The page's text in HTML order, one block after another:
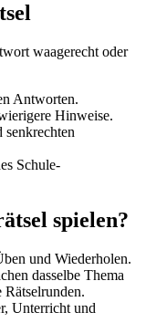
waagerecht oder
Antworten.
Hinweise.
senkrechten
Schule-
spielen?
und Wiederholen.
dasselbe Thema
Rätselrunden.
Unterricht und